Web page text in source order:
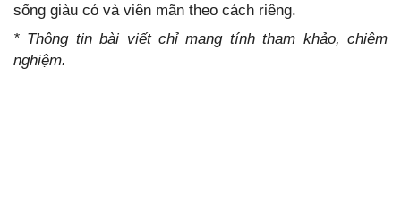
sống giàu có và viên mãn theo cách riêng.
* Thông tin bài viết chỉ mang tính tham khảo, chiêm
nghiệm.